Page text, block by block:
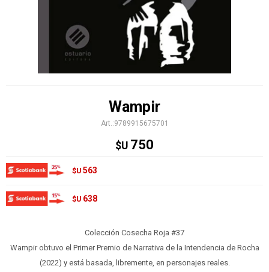
Wampir
9789915675701
$U 750
$U 563
$U 638
Colección Cosecha Roja #37
Wampir obtuvo el Primer Premio de Narrativa de la Intendencia de Rocha
(2022) y está basada, libremente, en personajes reales.